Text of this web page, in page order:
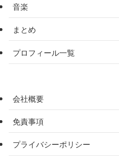
音楽
まとめ
プロフィール一覧
会社概要
免責事項
プライバシーポリシー